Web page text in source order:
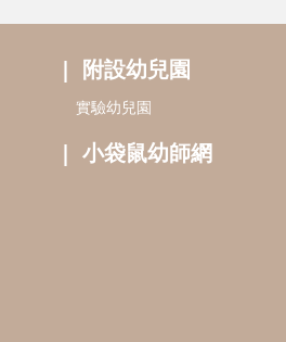
附設幼兒園
實驗幼兒園
小袋鼠幼師網